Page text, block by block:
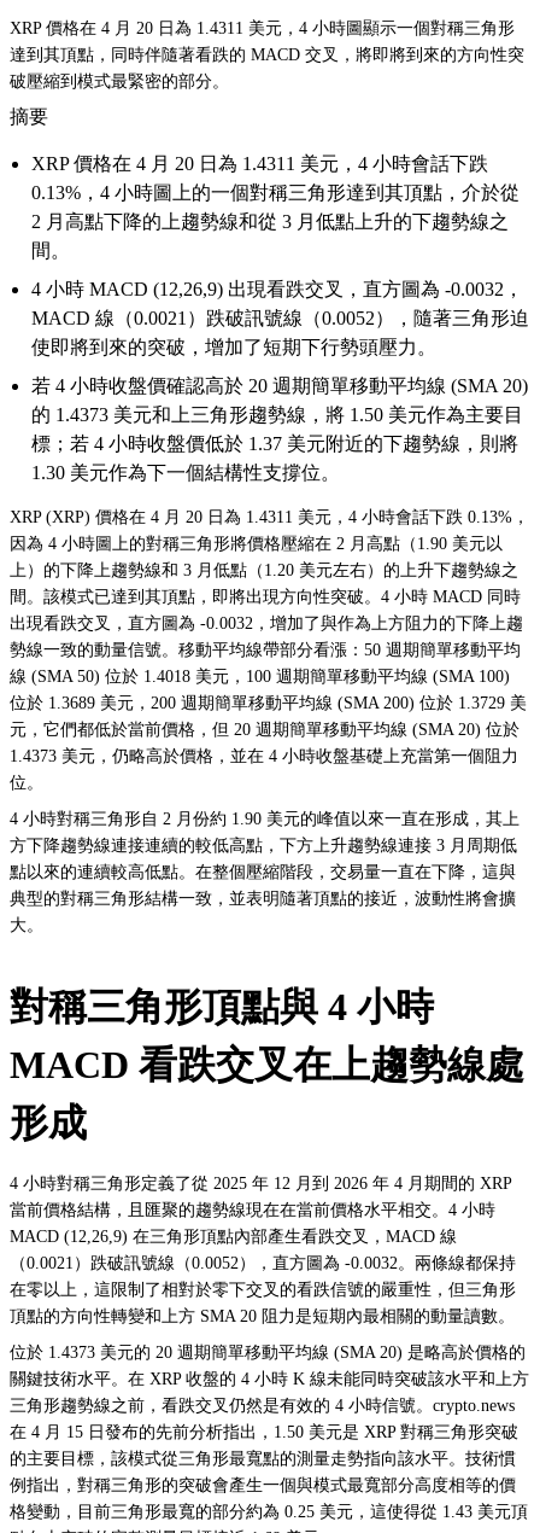
XRP 價格在 4 月 20 日為 1.4311 美元，4 小時圖顯示一個對稱三角形
達到其頂點，同時伴隨著看跌的 MACD 交叉，將即將到來的方向性突
破壓縮到模式最緊密的部分。
摘要
XRP 價格在 4 月 20 日為 1.4311 美元，4 小時會話下跌
0.13%，4 小時圖上的一個對稱三角形達到其頂點，介於從
2 月高點下降的上趨勢線和從 3 月低點上升的下趨勢線之
間。
4 小時 MACD (12,26,9) 出現看跌交叉，直方圖為 -0.0032，
MACD 線（0.0021）跌破訊號線（0.0052），隨著三角形迫
使即將到來的突破，增加了短期下行勢頭壓力。
若 4 小時收盤價確認高於 20 週期簡單移動平均線 (SMA 20)
的 1.4373 美元和上三角形趨勢線，將 1.50 美元作為主要目
標；若 4 小時收盤價低於 1.37 美元附近的下趨勢線，則將
1.30 美元作為下一個結構性支撐位。
XRP (XRP) 價格在 4 月 20 日為 1.4311 美元，4 小時會話下跌 0.13%，
因為 4 小時圖上的對稱三角形將價格壓縮在 2 月高點（1.90 美元以
上）的下降上趨勢線和 3 月低點（1.20 美元左右）的上升下趨勢線之
間。該模式已達到其頂點，即將出現方向性突破。4 小時 MACD 同時
出現看跌交叉，直方圖為 -0.0032，增加了與作為上方阻力的下降上趨
勢線一致的動量信號。移動平均線帶部分看漲：50 週期簡單移動平均
線 (SMA 50) 位於 1.4018 美元，100 週期簡單移動平均線 (SMA 100)
位於 1.3689 美元，200 週期簡單移動平均線 (SMA 200) 位於 1.3729 美
元，它們都低於當前價格，但 20 週期簡單移動平均線 (SMA 20) 位於
1.4373 美元，仍略高於價格，並在 4 小時收盤基礎上充當第一個阻力
位。
4 小時對稱三角形自 2 月份約 1.90 美元的峰值以來一直在形成，其上
方下降趨勢線連接連續的較低高點，下方上升趨勢線連接 3 月周期低
點以來的連續較高低點。在整個壓縮階段，交易量一直在下降，這與
典型的對稱三角形結構一致，並表明隨著頂點的接近，波動性將會擴
大。
對稱三角形頂點與 4 小時
MACD 看跌交叉在上趨勢線處
形成
4 小時對稱三角形定義了從 2025 年 12 月到 2026 年 4 月期間的 XRP
當前價格結構，且匯聚的趨勢線現在在當前價格水平相交。4 小時
MACD (12,26,9) 在三角形頂點內部產生看跌交叉，MACD 線
（0.0021）跌破訊號線（0.0052），直方圖為 -0.0032。兩條線都保持
在零以上，這限制了相對於零下交叉的看跌信號的嚴重性，但三角形
頂點的方向性轉變和上方 SMA 20 阻力是短期內最相關的動量讀數。
位於 1.4373 美元的 20 週期簡單移動平均線 (SMA 20) 是略高於價格的
關鍵技術水平。在 XRP 收盤的 4 小時 K 線未能同時突破該水平和上方
三角形趨勢線之前，看跌交叉仍然是有效的 4 小時信號。crypto.news
在 4 月 15 日發布的先前分析指出，1.50 美元是 XRP 對稱三角形突破
的主要目標，該模式從三角形最寬點的測量走勢指向該水平。技術慣
例指出，對稱三角形的突破會產生一個與模式最寬部分高度相等的價
格變動，目前三角形最寬的部分約為 0.25 美元，這使得從 1.43 美元頂